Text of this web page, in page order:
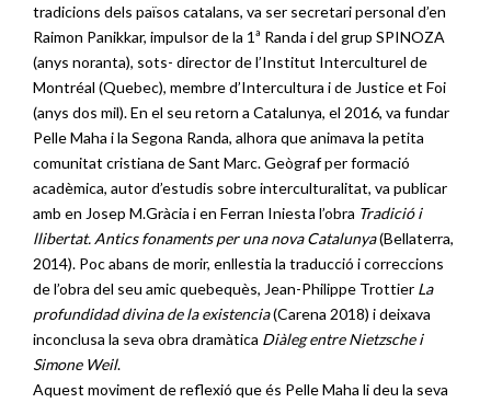
tradicions dels països catalans, va ser secretari personal d’en
Raimon Panikkar, impulsor de la 1ª Randa i del grup SPINOZA
(anys noranta), sots- director de l’Institut Interculturel de
Montréal (Quebec), membre d’Intercultura i de Justice et Foi
(anys dos mil). En el seu retorn a Catalunya, el 2016, va fundar
Pelle Maha i la Segona Randa, alhora que animava la petita
comunitat cristiana de Sant Marc. Geògraf per formació
acadèmica, autor d’estudis sobre interculturalitat, va publicar
amb en Josep M.Gràcia i en Ferran Iniesta l’obra Tradició i
llibertat. Antics fonaments per una nova Catalunya(Bellaterra,
2014). Poc abans de morir, enllestia la traducció i correccions
de l’obra del seu amic quebequès, Jean-Philippe Trottier La
profundidad divina de la existencia(Carena 2018) i deixava
inconclusa la seva obra dramàtica Diàleg entre Nietzsche i
Simone Weil.
Aquest moviment de reflexió que és Pelle Maha li deu la seva